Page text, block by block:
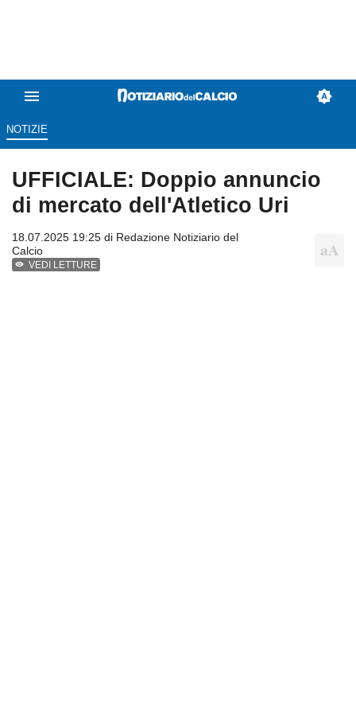
NOTIZIE
UFFICIALE: Doppio annuncio
di mercato dell'Atletico Uri
18.07.2025 19:25 di Redazione Notiziario del
Calcio
VEDI LETTURE